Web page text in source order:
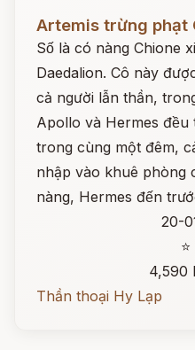
Artemis trừng phạt
Số là có nàng Chione
Daedalion. Cô này
cả người lẫn thần,
Apollo và Hermes đều
trong cùng một đêm,
nhập vào khuê phòng
nàng, Hermes đến
20-
4,590
Thần thoại Hy Lạp